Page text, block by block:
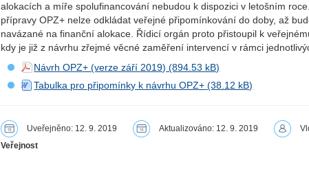
alokacích a míře spolufinancování nebudou k dispozici v letošním
přípravy OPZ+ nelze odkládat veřejné připomínkování do doby, až
navázané na finanční alokace. Řídicí orgán proto přistoupil k
kdy je již z návrhu zřejmé věcné zaměření intervencí v rámci
Návrh OPZ+ (verze září 2019)
Tabulka pro připomínky k návrhu OPZ+
Uveřejněno: 12. 9. 2019 Aktualizováno: 12. 9. 2019
Veřejnost